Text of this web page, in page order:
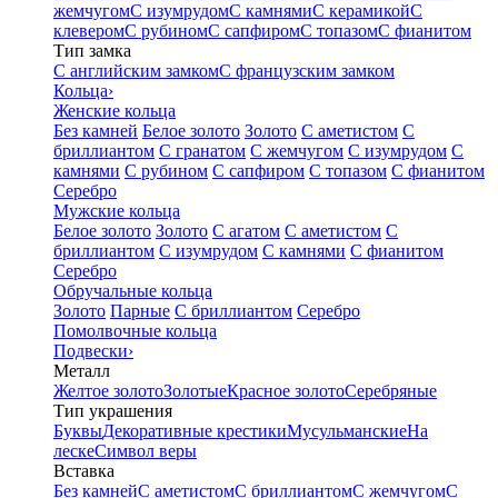
жемчугомС изумрудомС камнямиС керамикойС
клеверомС рубиномС сапфиромС топазомС фианитом
Тип замка
С английским замкомС французским замком
Кольца›
Женские кольца
Без камней Белое золото Золото С аметистом С
бриллиантом С гранатом С жемчугом С изумрудом С
камнями С рубином С сапфиром С топазом С фианитом
Серебро
Мужские кольца
Белое золото Золото С агатом С аметистом С
бриллиантом С изумрудом С камнями С фианитом
Серебро
Обручальные кольца
Золото Парные С бриллиантом Серебро
Помолвочные кольца
Подвески›
Металл
Желтое золотоЗолотыеКрасное золотоСеребряные
Тип украшения
БуквыДекоративные крестикиМусульманскиеНа
лескеСимвол веры
Вставка
Без камнейС аметистомС бриллиантомС жемчугомС